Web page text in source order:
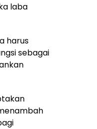
laba
harus
sebagai